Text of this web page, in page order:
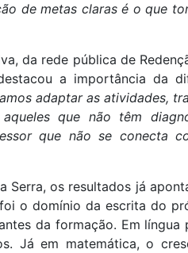
de metas claras é o que
da rede pública de
a importância da
adaptar as atividades,
que não têm
que não se conecta
Serra, os resultados já
o domínio da escrita do
da formação. Em língua
Já em matemática, o